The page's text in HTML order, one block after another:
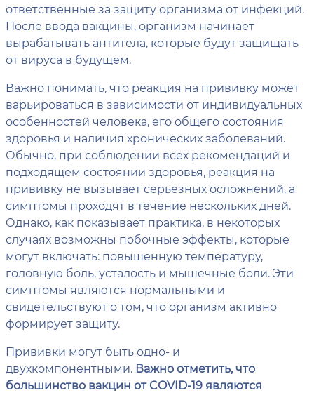
ответственные за защиту организма от инфекций.
После ввода вакцины, организм начинает
вырабатывать антитела, которые будут защищать
от вируса в будущем.
Важно понимать, что реакция на прививку может
варьироваться в зависимости от индивидуальных
особенностей человека, его общего состояния
здоровья и наличия хронических заболеваний.
Обычно, при соблюдении всех рекомендаций и
подходящем состоянии здоровья, реакция на
прививку не вызывает серьезных осложнений, а
симптомы проходят в течение нескольких дней.
Однако, как показывает практика, в некоторых
случаях возможны побочные эффекты, которые
могут включать: повышенную температуру,
головную боль, усталость и мышечные боли. Эти
симптомы являются нормальными и
свидетельствуют о том, что организм активно
формирует защиту.
Прививки могут быть одно- и
двухкомпонентными. Важно отметить, что
большинство вакцин от COVID-19 являются